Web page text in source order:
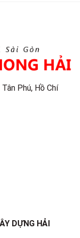
Phú, Hồ Chí
DỰNG HẢI